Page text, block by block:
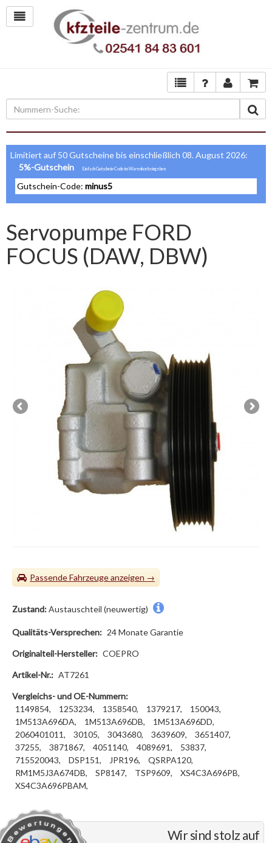
Limitiert auf 50 Gutscheine bis einschließlich 08. August 2026:
5%-Gutschein
Gutschein-Code: minus5
Servopumpe FORD
FOCUS (DAW, DBW)
Passende Fahrzeuge
Wir sind stolz auf
Zustand:Austauschteil (neuwertig)
Qualitäts-Versprechen: 24 Monate Garantie
Originalteil-Hersteller: COEPRO
Artikel-Nr.: AT7261
Vergleichs- und OE-Nummern:
1149854,
1253234, 1358540, 1379217,
150043,
1M513A696DA,
1M513A696DB,
1M513A696DD,
2060401011,
30105, 3043680, 3639609,
3651407,
37255,
3871867, 4051140, 4089691,
53837,
715520043,
DSP151, JPR196,
QSRPA120,
RM1M5J3A674DB,
SP8147, TSP9609,
XS4C3A696PB,
XS4C3A696PBAM,